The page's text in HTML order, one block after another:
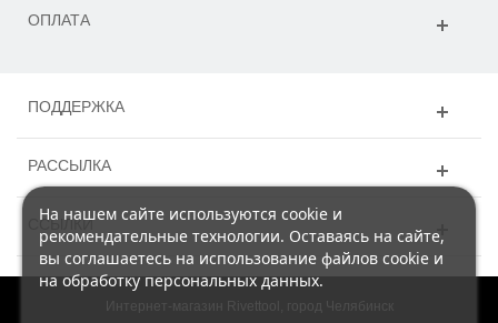
ОПЛАТА
ПОДДЕРЖКА
РАССЫЛКА
ССЫЛКИ
На нашем сайте используются cookie и
рекомендательные технологии. Оставаясь на сайте,
вы соглашаетесь на использование файлов cookie и
на обработку персональных данных.
Интернет-магазин Rivettool, город Челябинск